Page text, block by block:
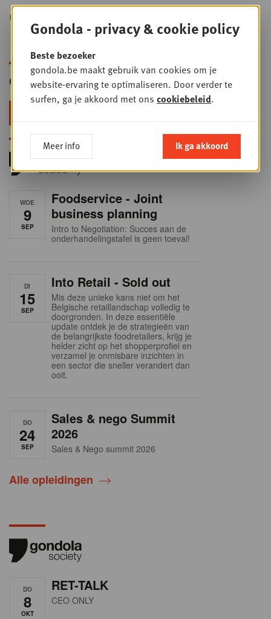
rendabiliteitshefboom?
Gondola Newsletter
WOE
9
SEP
Foodservice - Joint
business planning
Intro to Negotiation: Succes aan de
onderhandelingstafel is geen toeval!
DI
15
SEP
Into Retail - Sold out
Mis deze unieke kans niet om het
Belgische retaillandschap volledig te
doorgronden. In deze essentiële
update ontdek je de strategieën van
de belangrijkste foodretailers, krijg je
helder zicht op het shopperprofiel en
verzamel je onmisbare inzichten in
een sector die sneller verandert dan
ooit.
DO
24
SEP
Sales & nego Summit
2026
Sales & Nego summit 2026
Alle opleidingen
DO
8
OKT
RET-TALK
CEO ONLY
Gondola - privacy & cookie policy
Beste bezoeker
gondola.be maakt gebruik van cookies om je
website-ervaring te optimaliseren. Door verder te
surfen, ga je akkoord met ons cookiebeleid.
Meer info Ik ga akkoord